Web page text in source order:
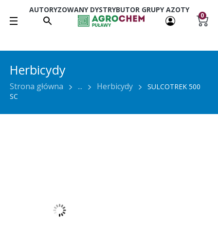
AUTORYZOWANY DYSTRYBUTOR GRUPY AZOTY
0
Herbicydy
Strona główna ... Herbicydy
SULCOTREK 500
SC